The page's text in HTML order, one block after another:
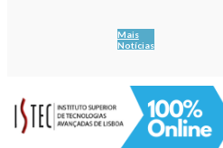
Mais
Notícias